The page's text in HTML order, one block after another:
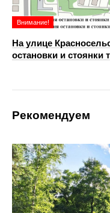
Внимание!
На улице
остановки и стоянки
Рекомендуем